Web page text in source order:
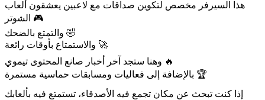
هذا السيرفر مخصص لتكوين صداقات مع لاعبين يعشقون ألعاب
الشوتر 🎮
والتمتع بالضحك 🤣
والاستمتاع بأوقات رائعة 🚀
وهنا ستجد آخر أخبار صانع المحتوى تيموي 🔥
بالإضافة إلى فعاليات ومسابقات حماسية مستمرة 🏆
إذا كنت تبحث عن مكان تجمع فيه الأصدقاء، تستمتع فيه بألعابك